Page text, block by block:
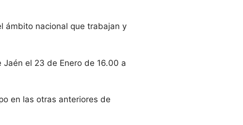
ámbito nacional que trabajan y
el 23 de Enero de 16.00 a
en las otras anteriores de